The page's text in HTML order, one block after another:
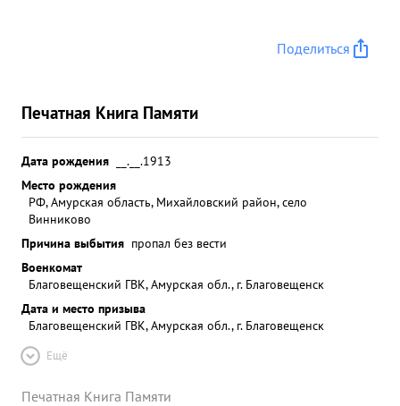
Поделиться
Печатная Книга Памяти
Дата рождения
__.__.1913
Место рождения
РФ, Амурская область, Михайловский район, село
Винниково
Причина выбытия пропал без вести
Военкомат
Благовещенский ГВК, Амурская обл., г. Благовещенск
Дата и место призыва
Благовещенский ГВК, Амурская обл., г. Благовещенск
Ещё
Печатная Книга Памяти